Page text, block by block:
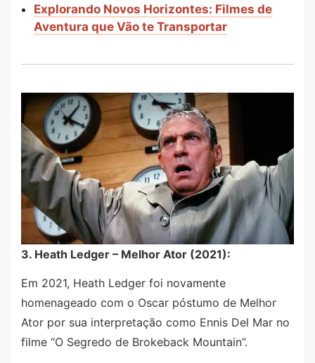
Explorando Novos Horizontes: Filmes de
Aventura que Vão te Transportar
3. Heath Ledger – Melhor Ator (2021):
Em 2021, Heath Ledger foi novamente
homenageado com o Oscar póstumo de Melhor
Ator por sua interpretação como Ennis Del Mar no
filme “O Segredo de Brokeback Mountain”.